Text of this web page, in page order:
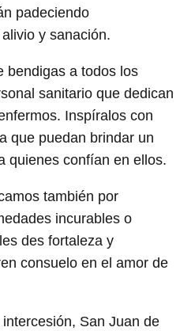
padeciendo
y sanación.
bendigas a todos los
sanitario que dedican
Inspíralos con
que puedan brindar un
quienes confían en ellos.
también por
incurables o
des fortaleza y
consuelo en el amor de
San Juan de